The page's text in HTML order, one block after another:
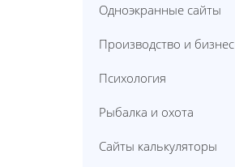
Одноэкранные сайты
Производство и бизнес
Психология
Рыбалка и охота
Сайты калькуляторы